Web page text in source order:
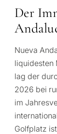
Der
Nueva
liquidesten
lag der
2026 bei
im
Golfplatz
1 / 7
✓
Nur
✓